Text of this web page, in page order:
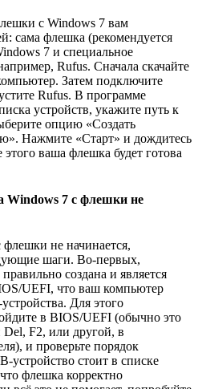
с Windows 7 вам
сама флешка (рекомендуется
7 и специальное
Rufus. Сначала скачайте
Затем подключите
Rufus. В программе
устройств, укажите путь к
опцию «Создать
Нажмите «Старт» и дождитесь
ваша флешка будет готова
Windows 7 с флешки не
не начинается,
шаги. Во-первых,
создана и является
UEFI, что ваш компьютер
Для этого
в BIOS/UEFI (обычно это
F2, или другой, в
и проверьте порядок
устройство стоит в списке
флешка корректно